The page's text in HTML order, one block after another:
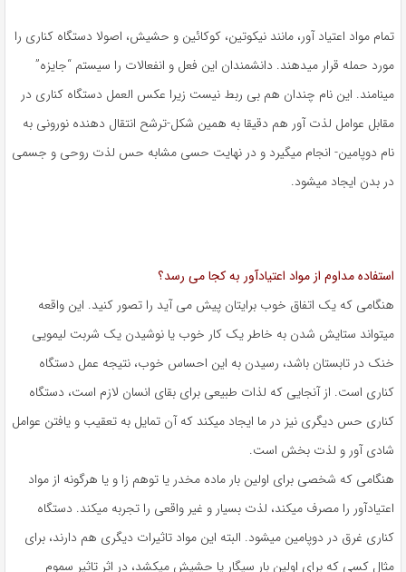
تمام مواد اعتیاد آور، مانند نیکوتین، کوکائین و حشیش، اصولا دستگاه کناری را
مورد حمله قرار میدهند. دانشمندان این فعل و انفعالات را سیستم “جایزه”
مینامند. این نام چندان هم بی ربط نیست زیرا عکس العمل دستگاه کناری در
مقابل عوامل لذت آور هم دقیقا به همین شکل-ترشح انتقال دهنده نورونی به
نام دوپامین- انجام میگیرد و در نهایت حسی مشابه حس لذت روحی و جسمی
در بدن ایجاد میشود.
استفاده مداوم از مواد اعتیادآور به کجا می رسد؟
هنگامی که یک اتفاق خوب برایتان پیش می آید را تصور کنید. این واقعه
میتواند ستایش شدن به خاطر یک کار خوب یا نوشیدن یک شربت لیمویی
خنک در تابستان باشد، رسیدن به این احساس خوب، نتیجه عمل دستگاه
کناری است. از آنجایی که لذات طبیعی برای بقای انسان لازم است، دستگاه
کناری حس دیگری نیز در ما ایجاد میکند که آن تمایل به تعقیب و یافتن عوامل
شادی آور و لذت بخش است.
هنگامی که شخصی برای اولین بار ماده مخدر یا توهم زا و یا هرگونه از مواد
اعتیادآور را مصرف میکند، لذت بسیار و غیر واقعی را تجربه میکند. دستگاه
کناری غرق در دوپامین میشود. البته این مواد تاثیرات دیگری هم دارند، برای
مثال کسی که برای اولین بار سیگار یا حشیش میکشد، در اثر تاثیر سموم